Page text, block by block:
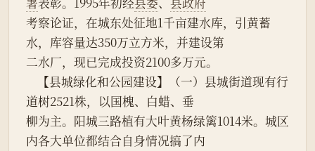
考察论证，在城东处征地1千亩建水库，引黄蓄
水，库容量达350万立方米，并建设第
二水厂，现已完成投资2100多万元。
道树2521株，以国槐、白蜡、垂
柳为主。阳城三路植有大叶黄杨绿篱1014米。城区
内各大单位都结合自身情况搞了内